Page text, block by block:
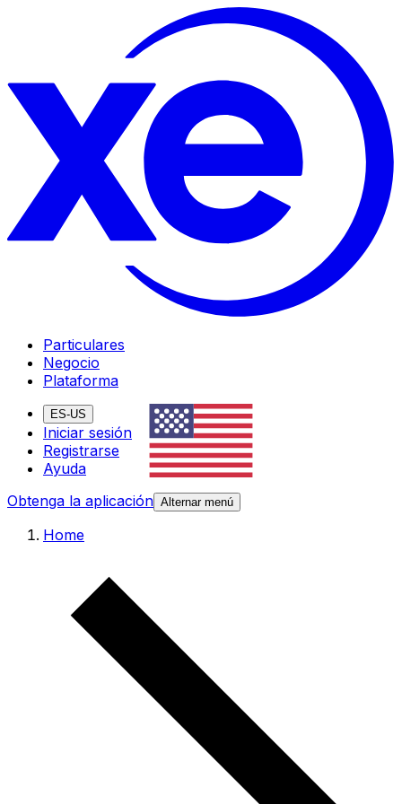
Particulares
Negocio
Plataforma
ES-US
Iniciar sesión
Registrarse
Ayuda
Obtenga la aplicación Alternar menú
Home